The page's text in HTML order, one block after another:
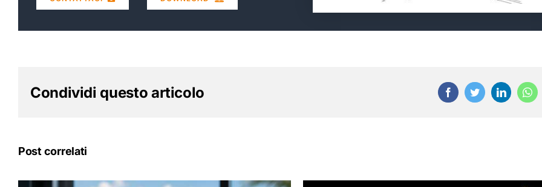
Condividi questo articolo FacebookTwitterLinkedIn
Post correlati